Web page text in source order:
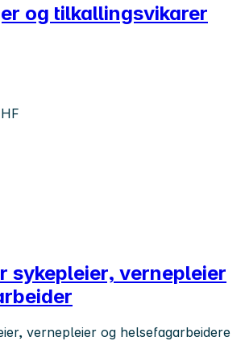
og tilkallingsvikarer
sykepleier, vernepleier
vernepleier og helsefagarbeidere